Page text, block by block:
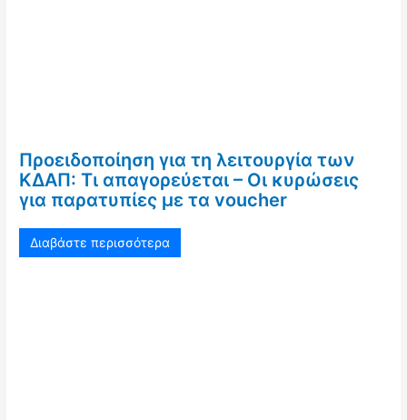
Προειδοποίηση για τη λειτουργία των
ΚΔΑΠ: Τι απαγορεύεται – Οι κυρώσεις
για παρατυπίες με τα voucher
Διαβάστε περισσότερα